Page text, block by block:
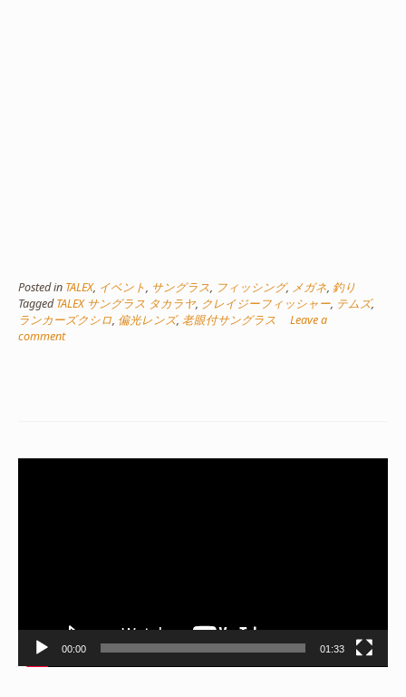
Posted in TALEX, イベント, サングラス, フィッシング, メガネ, 釣り
TaggedTALEX サングラス タカラヤ, クレイジーフィッシャー, テムズ,
ランカーズクシロ, 偏光レンズ, 老眼付サングラス
Leave a
comment
00:00 01:33